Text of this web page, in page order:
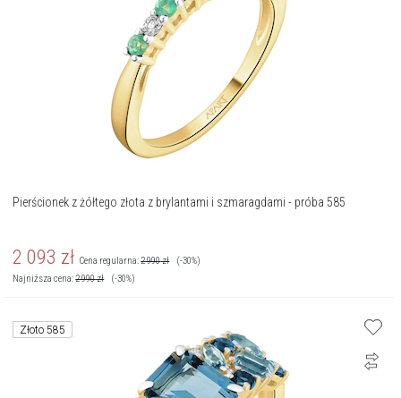
Pierścionek z żółtego złota z brylantami i szmaragdami - próba 585
2 093 zł Cena regularna:2 990zł
(-30%)
Najniższa cena:2 990zł (-30%)
Złoto 585